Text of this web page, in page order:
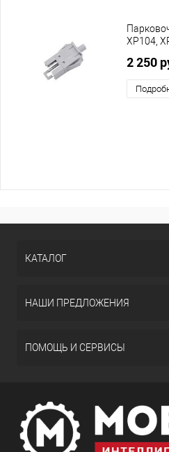
XP104,
2 250
КАТАЛОГ
НАШИ ПРЕДЛОЖЕНИЯ
ПОМОЩЬ И СЕРВИСЫ